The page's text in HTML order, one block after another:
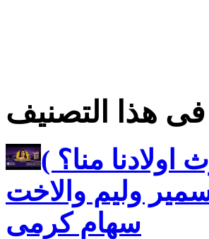
هذا التصنيف
اولادنا منا؟ )
وليم والاخت
سهام كرمى